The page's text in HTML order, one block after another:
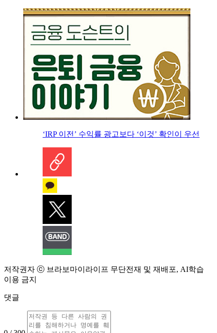
‘IRP 이전’ 수익률 광고보다 ‘이것’ 확인이 우선
저작권자 ⓒ 브라보마이라이프 무단전재 및 재배포, AI학습
이용 금지
댓글